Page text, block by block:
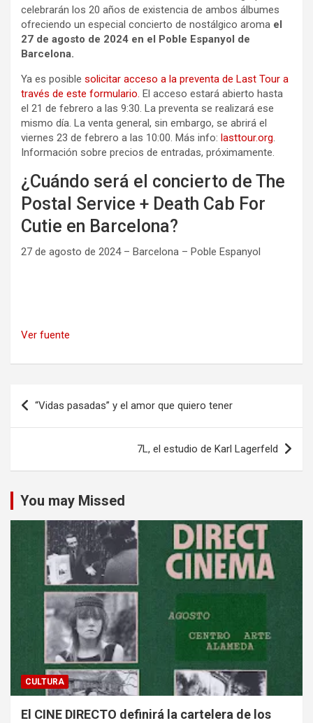
celebrarán los 20 años de existencia de ambos álbumes
ofreciendo un especial concierto de nostálgico aroma el
27 de agosto de 2024 en el Poble Espanyol de
Barcelona.
Ya es posible solicitar acceso a la preventa de Last Tour a
través de este formulario. El acceso estará abierto hasta
el 21 de febrero a las 9:30. La preventa se realizará ese
mismo día. La venta general, sin embargo, se abrirá el
viernes 23 de febrero a las 10:00. Más info: lasttour.org.
Información sobre precios de entradas, próximamente.
¿Cuándo será el concierto de The
Postal Service + Death Cab For
Cutie en Barcelona?
27 de agosto de 2024 – Barcelona – Poble Espanyol
Ver fuente
Navegación
de
“Vidas pasadas” y el amor que quiero tener
7L, el estudio de Karl Lagerfeld
You may Missed
CULTURA
El CINE DIRECTO definirá la cartelera de los